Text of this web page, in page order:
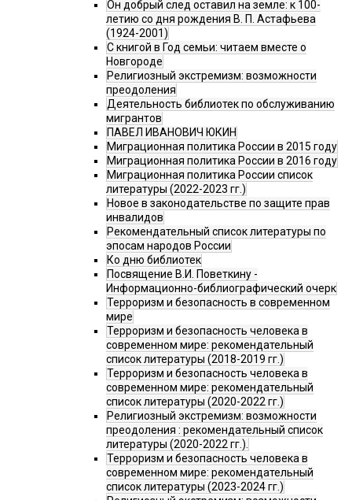
Он добрый след оставил на земле: к 100-
летию со дня рождения В. П. Астафьева
(1924-2001)
С книгой в Год семьи: читаем вместе о
Новгороде
Религиозный экстремизм: возможности
преодоления
Деятельность библиотек по обслуживанию
мигрантов
ПАВЕЛ ИВАНОВИЧ ЮКИН
Миграционная политика России в 2015 году
Миграционная политика России в 2016 году
Миграционная политика России список
литературы (2022-2023 гг.)
Новое в законодательстве по защите прав
инвалидов
Рекомендательный список литературы по
эпосам народов России
Ко дню библиотек
Посвящение В.И. Поветкину -
Информационно-библиографический очерк
Терроризм и безопасность в современном
мире
Терроризм и безопасность человека в
современном мире: рекомендательный
список литературы (2018-2019 гг.)
Терроризм и безопасность человека в
современном мире: рекомендательный
список литературы (2020-2022 гг.)
Религиозный экстремизм: возможности
преодоления : рекомендательный список
литературы (2020-2022 гг.).
Терроризм и безопасность человека в
современном мире: рекомендательный
список литературы (2023-2024 гг.)